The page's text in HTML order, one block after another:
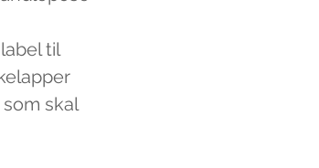
til
skal